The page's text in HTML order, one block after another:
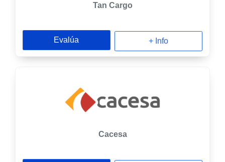
Tan Cargo
Evalúa + Info
Cacesa